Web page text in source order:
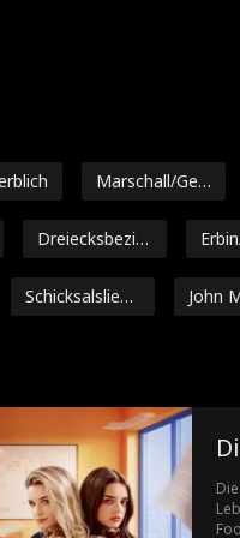
Marschall/Gen
eral
Dreiecksbezie
hung
Schicksalsliebe
John
Altersuntersch
ied
Nicholas Rodri
guez
aft
One-Night-Sta